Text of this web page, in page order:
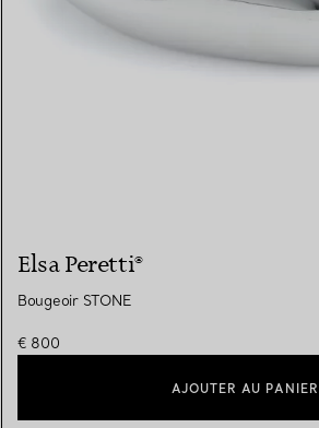
Elsa Peretti®
Bougeoir STONE
€ 800
AJOUTER AU PANIER